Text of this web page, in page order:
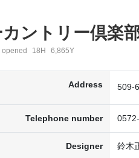
ントリー倶楽
opened 18H 6,865Y
Address 509-
Telephone number
Designer 鈴木